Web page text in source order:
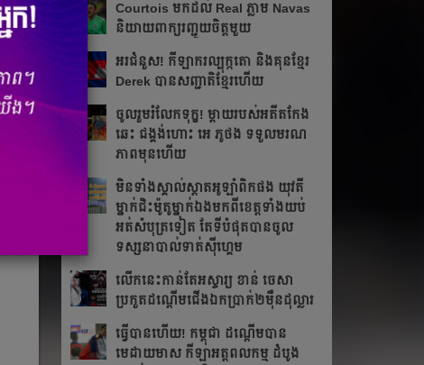
Courtois មក​ដល់​ Real ភ្លាម​​ Navas
និយាយ​ពាក្យ​រញ្ជួយ​ចិត្ត​មួយ​
អរ​ជំនួស!​ កីឡាករ​ល្បុក្កតោ​ និង​គុន​ខ្មែរ​
Derek​ បាន​សញ្ជាតិ​ខ្មែរ​ហើយ​
ចូលរួម​រំលែក​ទុក្ខ​! ម្ដាយ​របស់​អតីត​កែង​
ឆេះ​ ជង្គង់​ហោះ​ អេ​ ភូថង​ ទទួល​មរណ
ភាព​មុន​ហើយ
មិនទាំងស្គាល់ស្តាតអូឡាំពិកផង យុវតី
ម្នាក់ជិះម៉ូតូម្នាក់ឯងមកពីខេត្ត​ទាំង​យប់
អត់សំបុត្រទៀត តែ​ទី​បំផុត​បាន​ចូល​
ទស្សនា​បាល់ទាត់ស៊ីហ្គេម
លើក​នេះ​កាន់​តែ​អស្ចារ្យ ខាន់ ចេសា
ប្រកួត​ដណ្តើម​ជើង​ឯកប្រាក់២ម៉ឺនដុល្លារ​
ធ្វើបានហើយ! កម្ពុជា ដណ្តើមបាន
មេដាយមាស កីឡាអត្តពលកម្ម ដំបូង